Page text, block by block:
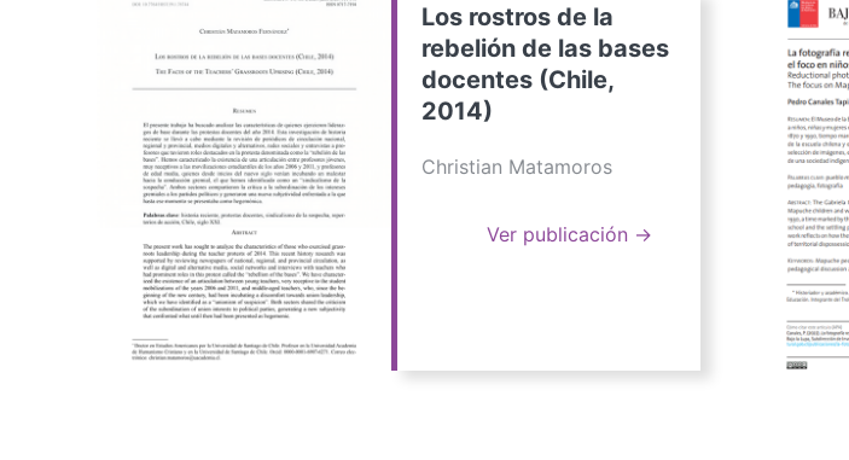
Los rostros de la
rebelión de las bases
docentes (Chile,
2014)
Christian Matamoros
Ver publicación →